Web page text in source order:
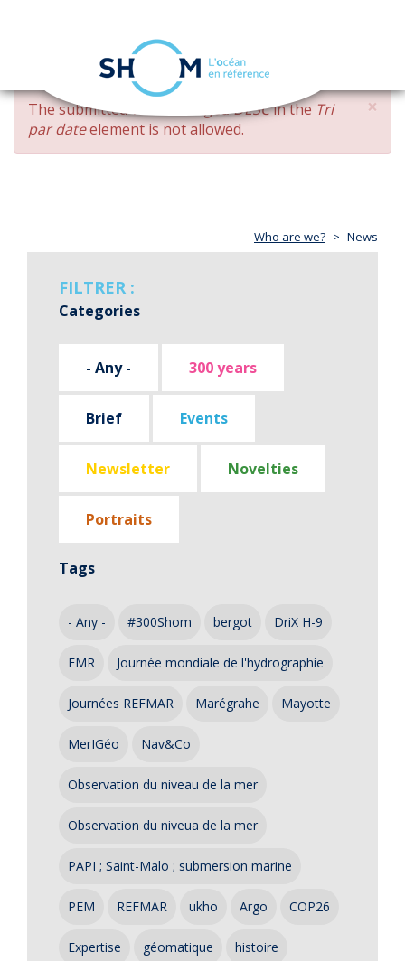
Skip
main
content
navigation
×
ERROR
MESSAGE
The submitted value changed DESCin the Tri
par dateelement is not allowed.
Who are we? News
FILTRER :
Categories
- Any - 300 years
Brief Events
Newsletter Novelties
Portraits
Tags
- Any - #300Shom bergot DriX H-9
EMR Journée mondiale de l'hydrographie
Journées REFMAR Marégrahe Mayotte
MerIGéo Nav&Co
Observation du niveau de la mer
Observation du niveua de la mer
PAPI ; Saint-Malo ; submersion marine
PEM REFMAR ukho Argo COP26
Expertise géomatique histoire